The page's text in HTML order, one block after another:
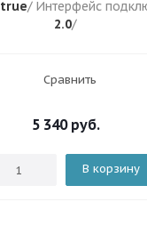
true/ Интерфейс
2.0/
Сравнить
5 340руб.
В корзину